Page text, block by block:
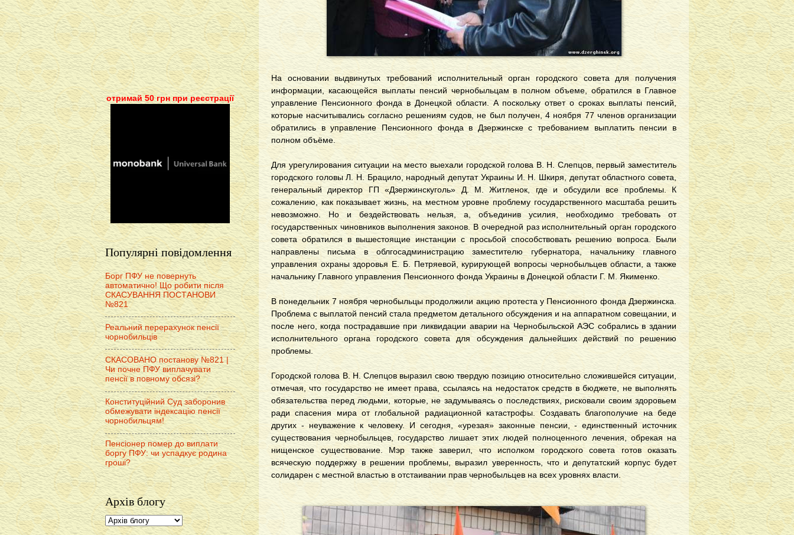
На основании выдвинутых требований исполнительный орган городского совета для получения
информации, касающейся выплаты пенсий чернобыльцам в полном объеме, обратился в Главное
управление Пенсионного фонда в Донецкой области. А поскольку ответ о сроках выплаты пенсий,
которые насчитывались согласно решениям судов, не был получен, 4 ноября 77 членов организации
обратились в управление Пенсионного фонда в Дзержинске с требованием выплатить пенсии в
полном объёме.
Для урегулирования ситуации на место выехали городской голова В. Н. Слепцов, первый заместитель
городского головы Л. Н. Брацило, народный депутат Украины И. Н. Шкиря, депутат областного совета,
генеральный директор ГП «Дзержинскуголь» Д. М. Житленок, где и обсудили все проблемы. К
сожалению, как показывает жизнь, на местном уровне проблему государственного масштаба решить
невозможно. Но и бездействовать нельзя, а, объединив усилия, необходимо требовать от
государственных чиновников выполнения законов. В очередной раз исполнительный орган городского
совета обратился в вышестоящие инстанции с просьбой способствовать решению вопроса. Были
направлены письма в обл­госадминистрацию заместителю губернатора, начальнику главного
управления охраны здоровья Е. Б. Петряевой, курирующей вопросы чернобыльцев области, а также
начальнику Главного управления Пенсионного фонда Украины в Донецкой области Г. М. Якименко.
В понедельник 7 ноября чернобыльцы продолжили акцию протеста у Пенсионного фонда Дзержинска.
Проблема с выплатой пенсий стала предметом детального обсуждения и на аппаратном совещании, и
после него, когда пострадавшие при ликвидации аварии на Чернобыльской АЭС собрались в здании
исполнительного органа городского совета для обсуждения дальнейших действий по решению
проблемы.
Городской голова В. Н. Слепцов выразил свою твердую позицию относительно сложившейся ситуации,
отмечая, что государство не имеет права, ссылаясь на недостаток средств в бюджете, не выполнять
обязательства перед людьми, которые, не задумываясь о последствиях, рисковали своим здоровьем
ради спасения мира от глобальной радиационной катастрофы. Создавать благополучие на беде
других - неуважение к человеку. И сегодня, «урезая» законные пенсии, - единственный источник
существования чернобыльцев, государство лишает этих людей полноценного лечения, обрекая на
нищенское существование. Мэр также заверил, что исполком городского совета готов оказать
всяческую поддержку в решении проблемы, выразил уверенность, что и депутатский корпус будет
солидарен с местной властью в отстаивании прав чернобыльцев на всех уровнях власти.
отримай 50 грн при реєстрації
Популярні повідомлення
Борг ПФУ не повернуть
автоматично! Що робити після
СКАСУВАННЯ ПОСТАНОВИ
№821
Реальний перерахунок пенсії
чорнобильців
СКАСОВАНО постанову №821 |
Чи почне ПФУ виплачувати
пенсії в повному обсязі?
Конституційний Суд заборонив
обмежувати індексацію пенсії
чорнобильцям!
Пенсіонер помер до виплати
боргу ПФУ: чи успадкує родина
гроші?
Архів блогу